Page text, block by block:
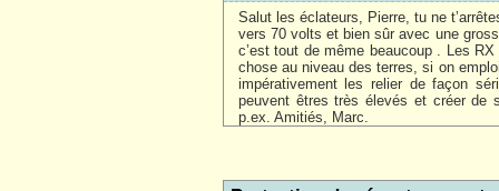
Salut les éclateurs, Pierre, tu ne
vers 70 volts et bien sûr avec une
c’est tout de même beaucoup . Les
chose au niveau des terres, si on
impérativement les relier de façon
peuvent êtres très élevés et créer de
p.ex. Amitiés, Marc.